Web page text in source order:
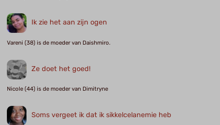
Ik zie het aan zijn ogen
Vareni (38) is de moeder van Daishmiro.
Ze doet het goed!
Nicole (44) is de moeder van Dimitryne
Soms vergeet ik dat ik sikkelcelanemie heb